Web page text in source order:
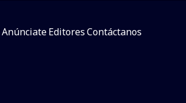
AnúnciateEditoresContáctanos